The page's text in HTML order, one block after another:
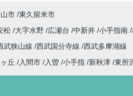
市 東久留米市
松 大字水野 広瀬台 中新井 小手指南
武狭山線 西武国分寺線 西武多摩湖線
丘 入間市 入曽 小手指 新秋津 東所